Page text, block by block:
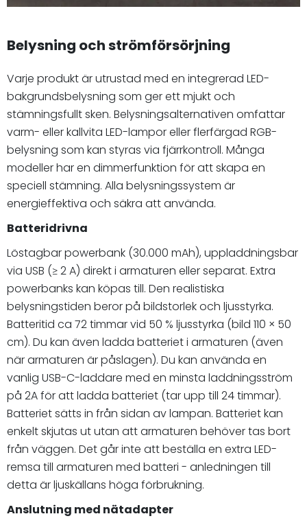
Belysning och strömförsörjning
Varje produkt är utrustad med en integrerad LED-
bakgrundsbelysning som ger ett mjukt och
stämningsfullt sken. Belysningsalternativen omfattar
varm- eller kallvita LED-lampor eller flerfärgad RGB-
belysning som kan styras via fjärrkontroll. Många
modeller har en dimmerfunktion för att skapa en
speciell stämning. Alla belysningssystem är
energieffektiva och säkra att använda.
Batteridrivna
Löstagbar powerbank (30.000 mAh), uppladdningsbar
via USB (≥ 2 A) direkt i armaturen eller separat. Extra
powerbanks kan köpas till. Den realistiska
belysningstiden beror på bildstorlek och ljusstyrka.
Batteritid ca 72 timmar vid 50 % ljusstyrka (bild 110 × 50
cm). Du kan även ladda batteriet i armaturen (även
när armaturen är påslagen). Du kan använda en
vanlig USB-C-laddare med en minsta laddningsström
på 2A för att ladda batteriet (tar upp till 24 timmar).
Batteriet sätts in från sidan av lampan. Batteriet kan
enkelt skjutas ut utan att armaturen behöver tas bort
från väggen. Det går inte att beställa en extra LED-
remsa till armaturen med batteri - anledningen till
detta är ljuskällans höga förbrukning.
Anslutning med nätadapter